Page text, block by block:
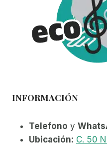
INFORMACIÓN
Telefono y
Ubicación: C. 50